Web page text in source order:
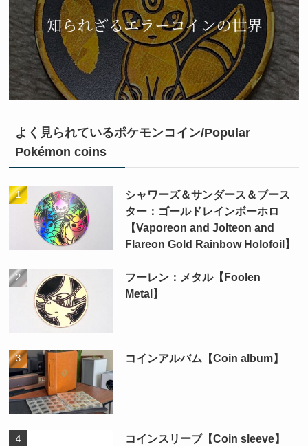
よく見られているポケモンコイン/Popular
Pokémon coins
シャワーズ＆サンダース＆ブース
ター：ゴールドレインボーホロ
【Vaporeon and Jolteon and
Flareon Gold Rainbow Holofoil】
フーレン：メタル【Foolen
Metal】
コインアルバム【Coin album】
コインスリーブ【Coin sleeve】